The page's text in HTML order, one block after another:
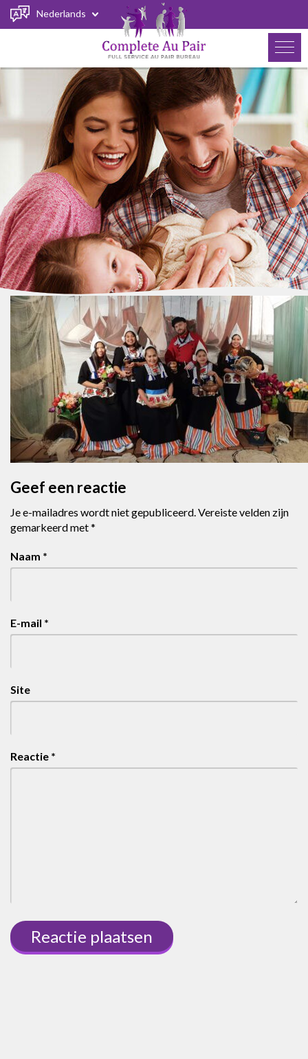
Nederlands
Geef een reactie
Je e-mailadres wordt niet gepubliceerd.Vereiste velden zijn
gemarkeerd met*
Naam *
E-mail *
Site
Reactie *